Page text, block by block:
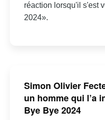
réaction lorsqu'il s'est
2024».
Simon Olivier
un homme qui l’a
Bye Bye 2024